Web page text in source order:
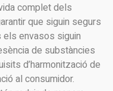
complet dels
que siguin segurs
envasos siguin
de substàncies
d’harmonització de
al consumidor.